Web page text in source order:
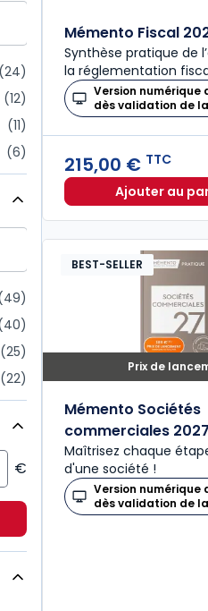
24
12
11
6
5
4
3
49
40
25
22
21
19
9
2
Mémento Fiscal
Synthèse pratique de
la réglementation
Version numérique
dès validation de
215,00 € TTC
Ajouter au
Prix de
BEST-SELLER
Mémento Sociétés
commerciales 2027
Maîtrisez chaque
d'une société !
Version numérique
dès validation de